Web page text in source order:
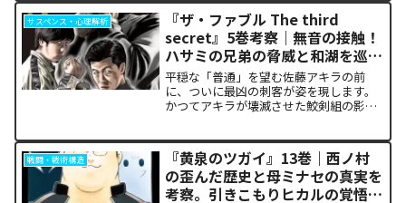
ドの裏側で、本作最大のミステリーであ
った「アルクの正体」と...
サスペンス・心理解析
『ザ・ファブル The third
secret』5巻考察｜無音の接触！
ハサミの兄弟の脅威と和湖を巡る
因縁の真相
平穏な「普通」を望む佐藤アキラの前
に、ついに最凶の刺客が姿を現します。
かつてアキラが壊滅させた鮫剣組の影に
静寂が、一瞬にして極限の戦場へと変貌
するスリルに、多くの読者が...
戦闘・戦術構造
『黄泉のツガイ』13巻｜西ノ村
の歪んだ歴史と母ミナセの真実を
考察。引きこもりヒカルの覚悟に